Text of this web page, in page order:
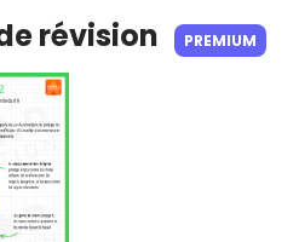
révision PREMIUM